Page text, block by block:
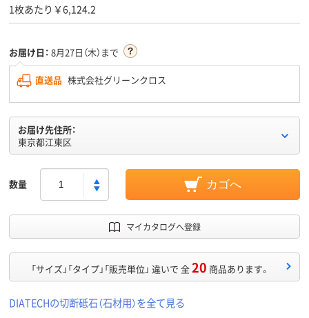
1枚あたり￥6,124.2
お届け日： 8月27日（木）まで
直送品 株式会社グリーンクロス
お届け先住所：
東京都江東区
数量 カゴへ
マイカタログへ登録
「サイズ」「タイプ」「販売単位」 違いで 全20 商品あります。
DIATECHの切断砥石（石材用）を全て見る